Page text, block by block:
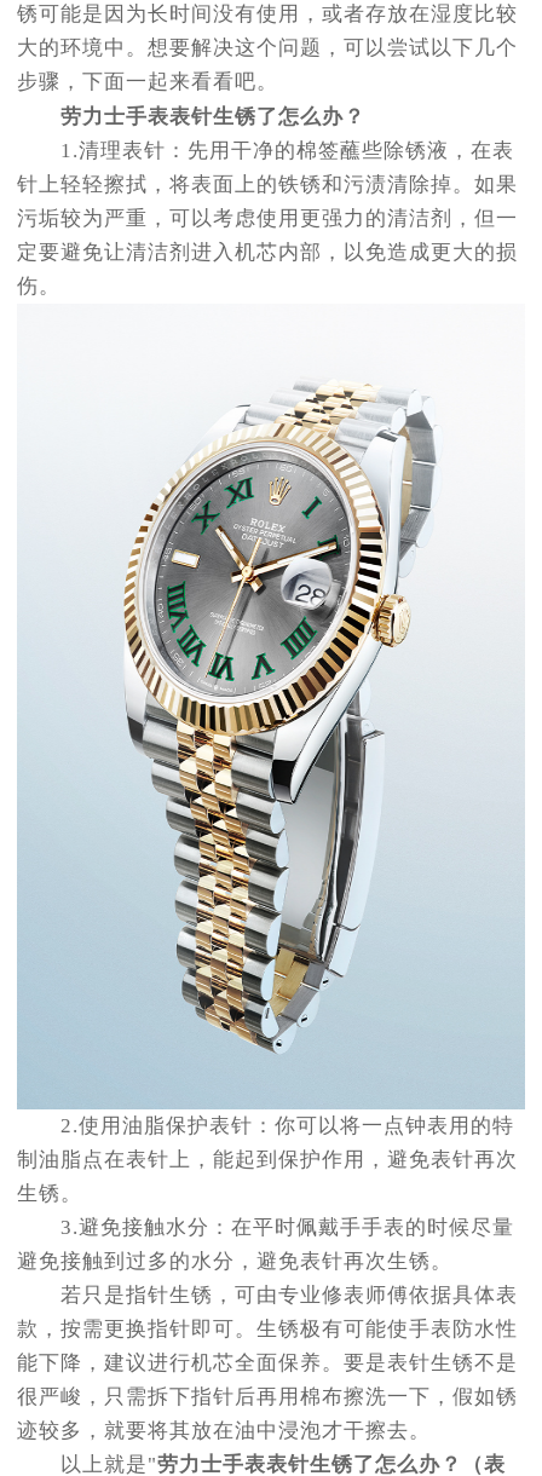
锈可能是因为长时间没有使用，或者存放在湿度比较
大的环境中。想要解决这个问题，可以尝试以下几个
步骤，下面一起来看看吧。
劳力士手表表针生锈了怎么办？
1.清理表针：先用干净的棉签蘸些除锈液，在表
针上轻轻擦拭，将表面上的铁锈和污渍清除掉。如果
污垢较为严重，可以考虑使用更强力的清洁剂，但一
定要避免让清洁剂进入机芯内部，以免造成更大的损
伤。
2.使用油脂保护表针：你可以将一点钟表用的特
制油脂点在表针上，能起到保护作用，避免表针再次
生锈。
3.避免接触水分：在平时佩戴手手表的时候尽量
避免接触到过多的水分，避免表针再次生锈。
若只是指针生锈，可由专业修表师傅依据具体表
款，按需更换指针即可。生锈极有可能使手表防水性
能下降，建议进行机芯全面保养。要是表针生锈不是
很严峻，只需拆下指针后再用棉布擦洗一下，假如锈
迹较多，就要将其放在油中浸泡才干擦去。
以上就是"劳力士手表表针生锈了怎么办？（表